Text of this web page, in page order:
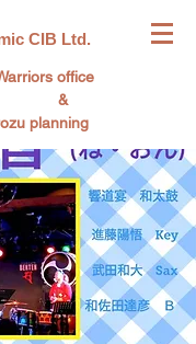
CIB Ltd.
office
planning